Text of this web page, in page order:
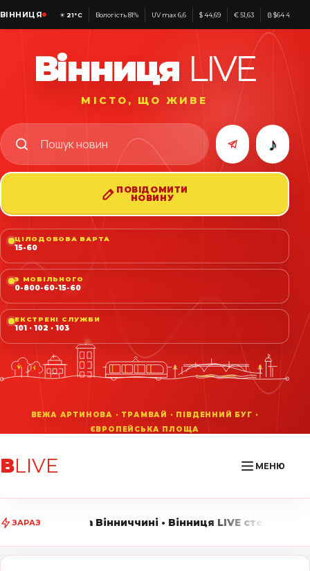
ВІННИЦЯ ☀ 21°C Вологість 81% UV max 6,6 $ 44,69 € 51,63 ₿ $64 441
Вінниця LIVE
МІСТО, ЩО ЖИВЕ
♪
ПОВІДОМИТИ
НОВИНУ
ЦІЛОДОБОВА ВАРТА
15-60
З МОБІЛЬНОГО
0-800-60-15-60
ЕКСТРЕНІ СЛУЖБИ
101 · 102 · 103
ВLIVE МЕНЮ
ЗАРАЗ • Вінниця LIVE стежить за головними